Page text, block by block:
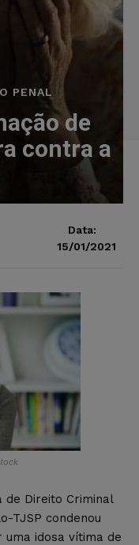
PENAL
de
contra a
Data:
15/01/2021
de Direito Criminal
TJSP condenou
idosa vítima de